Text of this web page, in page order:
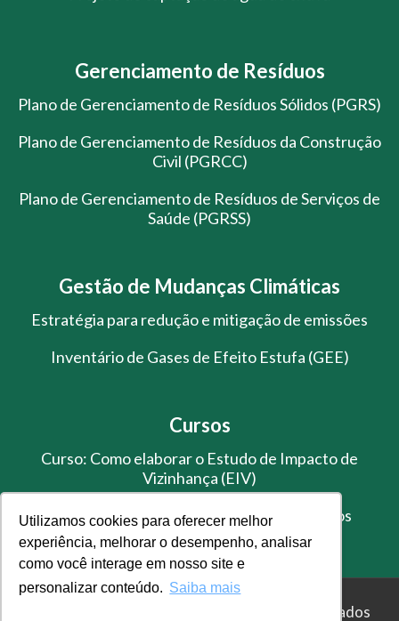
Utilizamos cookies para oferecer melhor
experiência, melhorar o desempenho, analisar
como você interage em nosso site e
personalizar conteúdo. Saiba mais
Gerenciamento de Resíduos
Plano de Gerenciamento de Resíduos Sólidos (PGRS)
Plano de Gerenciamento de Resíduos da Construção
Civil (PGRCC)
Plano de Gerenciamento de Resíduos de Serviços de
Saúde (PGRSS)
Gestão de Mudanças Climáticas
Estratégia para redução e mitigação de emissões
Inventário de Gases de Efeito Estufa (GEE)
Cursos
Curso: Como elaborar o Estudo de Impacto de
Vizinhança (EIV)
Treinamento de Gestão de Resíduos Sólidos
© Master Ambiental - Todos os direitos reservados